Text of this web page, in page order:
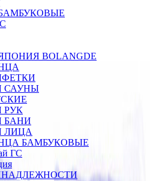
BOLANGDE
САУНЫ
РУК
БАНИ
ЛИЦА
БАМБУКОВЫЕ
ГС